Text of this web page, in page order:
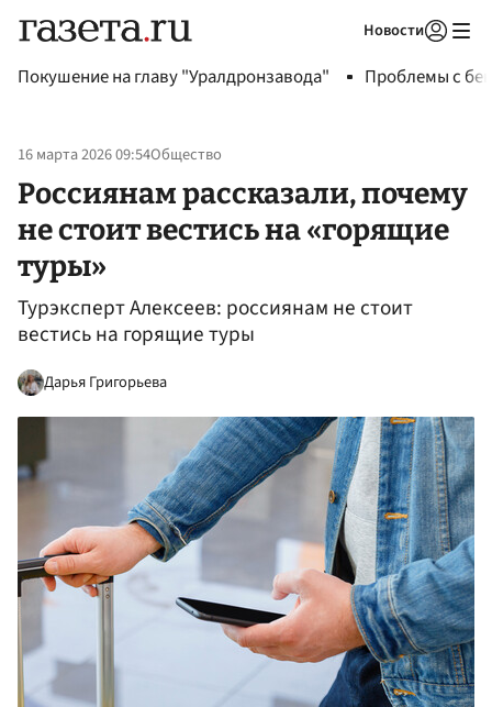
Новости
Покушение на главу "Уралдронзавода" Проблемы с
16 марта 2026 09:54Общество
Россиянам рассказали, почему
не стоит вестись на «горящие
туры»
Турэксперт Алексеев: россиянам не стоит
вестись на горящие туры
Дарья Григорьева